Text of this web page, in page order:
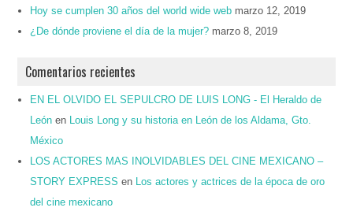
Hoy se cumplen 30 años del world wide web marzo 12, 2019
¿De dónde proviene el día de la mujer? marzo 8, 2019
Comentarios recientes
EN EL OLVIDO EL SEPULCRO DE LUIS LONG - El Heraldo de
León en
Louis Long y su historia en León de los Aldama, Gto.
México
LOS ACTORES MAS INOLVIDABLES DEL CINE MEXICANO –
STORY EXPRESS en
Los actores y actrices de la época de oro
del cine mexicano